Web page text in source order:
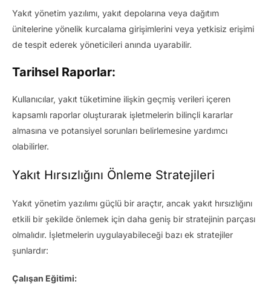
Yakıt yönetim yazılımı, yakıt depolarına veya dağıtım
ünitelerine yönelik kurcalama girişimlerini veya yetkisiz erişimi
de tespit ederek yöneticileri anında uyarabilir.
Tarihsel Raporlar:
Kullanıcılar, yakıt tüketimine ilişkin geçmiş verileri içeren
kapsamlı raporlar oluşturarak işletmelerin bilinçli kararlar
almasına ve potansiyel sorunları belirlemesine yardımcı
olabilirler.
Yakıt Hırsızlığını Önleme Stratejileri
Yakıt yönetim yazılımı güçlü bir araçtır, ancak yakıt hırsızlığını
etkili bir şekilde önlemek için daha geniş bir stratejinin parçası
olmalıdır. İşletmelerin uygulayabileceği bazı ek stratejiler
şunlardır:
Çalışan Eğitimi: